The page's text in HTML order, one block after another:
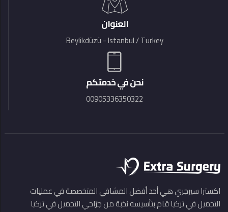
العنوان
Beylikdüzü - Istanbul / Turkey
نحن في خدمتكم
00905336350322
اكسترا سيرجري هي أحد أفضل المشافي المتخصصة في عمليات
التجميل في تركيا قام بتأسيسه نخبة من جرّاحي التجميل في تركيا